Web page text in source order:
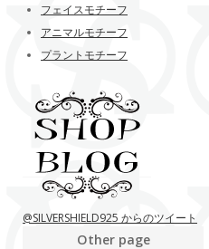
フェイスモチーフ
アニマルモチーフ
プラントモチーフ
@SILVERSHIELD925 からのツイート
Other page